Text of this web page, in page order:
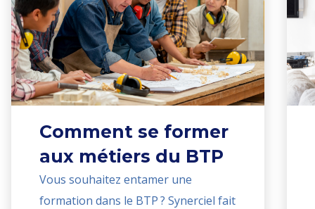
Comment se former
aux métiers du BTP
Vous souhaitez entamer une
formation dans le BTP ? Synerciel fait